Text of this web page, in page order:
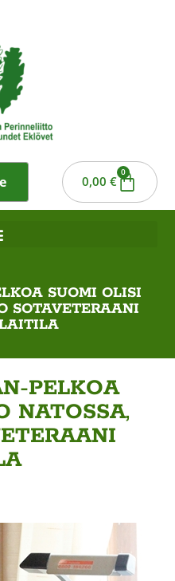
0,00 €
0
SUOMI OLISI
SOTAVETERAANI
PELKOA
NATOSSA,